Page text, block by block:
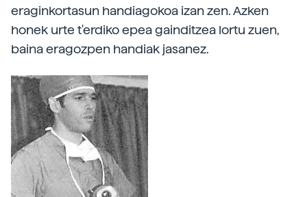
eraginkortasun handiagokoa izan zen. Azken
honek urte t'erdiko epea gainditzea lortu zuen,
baina eragozpen handiak jasanez.